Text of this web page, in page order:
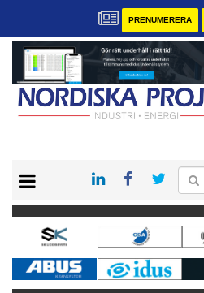
PRENUMERERA
KONTAKT
VÅRA ANDRA MAGASIN
PRENUMERERA
ANNONSERA